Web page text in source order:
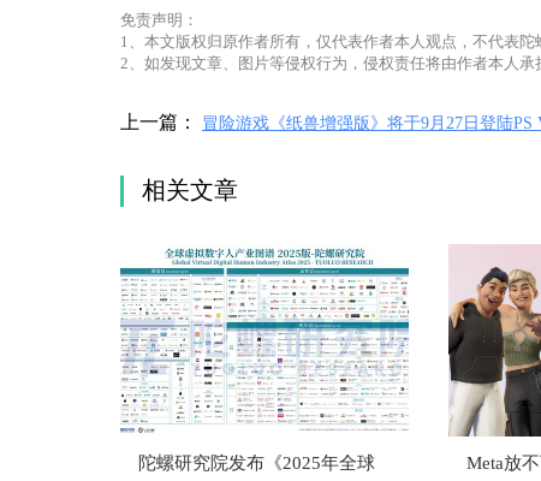
免责声明：
1、本文版权归原作者所有，仅代表作者本人观点，不代表陀
2、如发现文章、图片等侵权行为，侵权责任将由作者本人承
上一篇：
冒险游戏《纸兽增强版》将于9月27日登陆PS
相关文章
陀螺研究院发布《2025年全球
Meta放